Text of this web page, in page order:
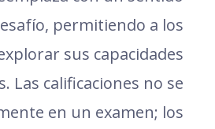
permitiendo a los
sus capacidades
Las calificaciones no se
en un examen; los